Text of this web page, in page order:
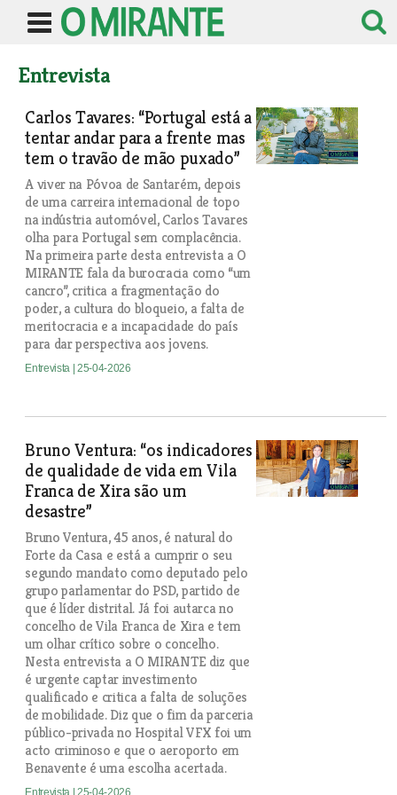
Entrevista
Carlos Tavares: “Portugal está a
tentar andar para a frente mas
tem o travão de mão puxado”
A viver na Póvoa de Santarém, depois
de uma carreira internacional de topo
na indústria automóvel, Carlos Tavares
olha para Portugal sem complacência.
Na primeira parte desta entrevista a O
MIRANTE fala da burocracia como “um
cancro”, critica a fragmentação do
poder, a cultura do bloqueio, a falta de
meritocracia e a incapacidade do país
para dar perspectiva aos jovens.
Entrevista | 25-04-2026
Bruno Ventura: “os indicadores
de qualidade de vida em Vila
Franca de Xira são um
desastre”
Bruno Ventura, 45 anos, é natural do
Forte da Casa e está a cumprir o seu
segundo mandato como deputado pelo
grupo parlamentar do PSD, partido de
que é líder distrital. Já foi autarca no
concelho de Vila Franca de Xira e tem
um olhar crítico sobre o concelho.
Nesta entrevista a O MIRANTE diz que
é urgente captar investimento
qualificado e critica a falta de soluções
de mobilidade. Diz que o fim da parceria
público-privada no Hospital VFX foi um
acto criminoso e que o aeroporto em
Benavente é uma escolha acertada.
Entrevista | 25-04-2026